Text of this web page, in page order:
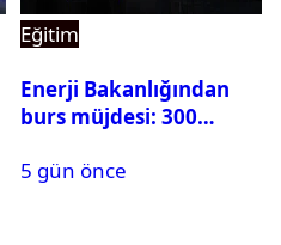
Eğitim
Enerji Bakanlığından
burs müjdesi: 300
500’e çıkarıldı
5 gün önce